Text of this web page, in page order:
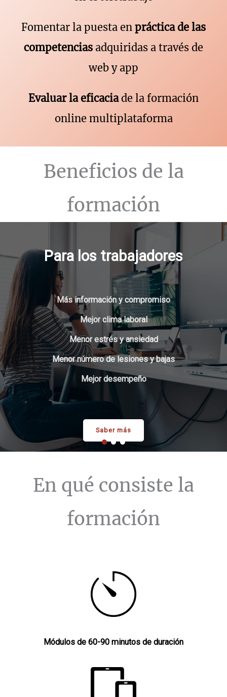
Fomentar la puesta en práctica de las
competencias adquiridas a través de
web y app
Evaluar la eficaciade la formación
online multiplataforma
Beneficios de la
formación
Para los trabajadores
Más información y compromiso
Mejor clima laboral
Menor estrés y ansiedad
Menor número de lesiones y bajas
Mejor desempeño
Saber más
En qué consiste la
formación
Módulos de 60-90 minutos de duración